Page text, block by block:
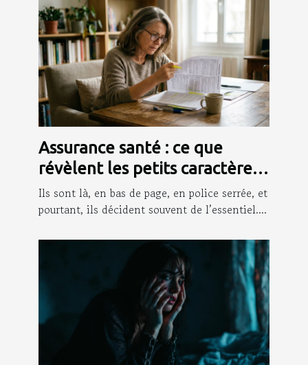
Assurance santé : ce que
révèlent les petits caractères
que personne ne lit
Ils sont là, en bas de page, en police serrée, et
pourtant, ils décident souvent de l’essentiel....